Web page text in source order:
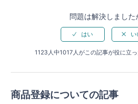
問題は解決しました
1123人中1017人がこの記事が役に立
商品登録についての記事